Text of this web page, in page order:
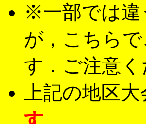
※一部では
が，こちら
す．ご注意く
上記の地区
す ．